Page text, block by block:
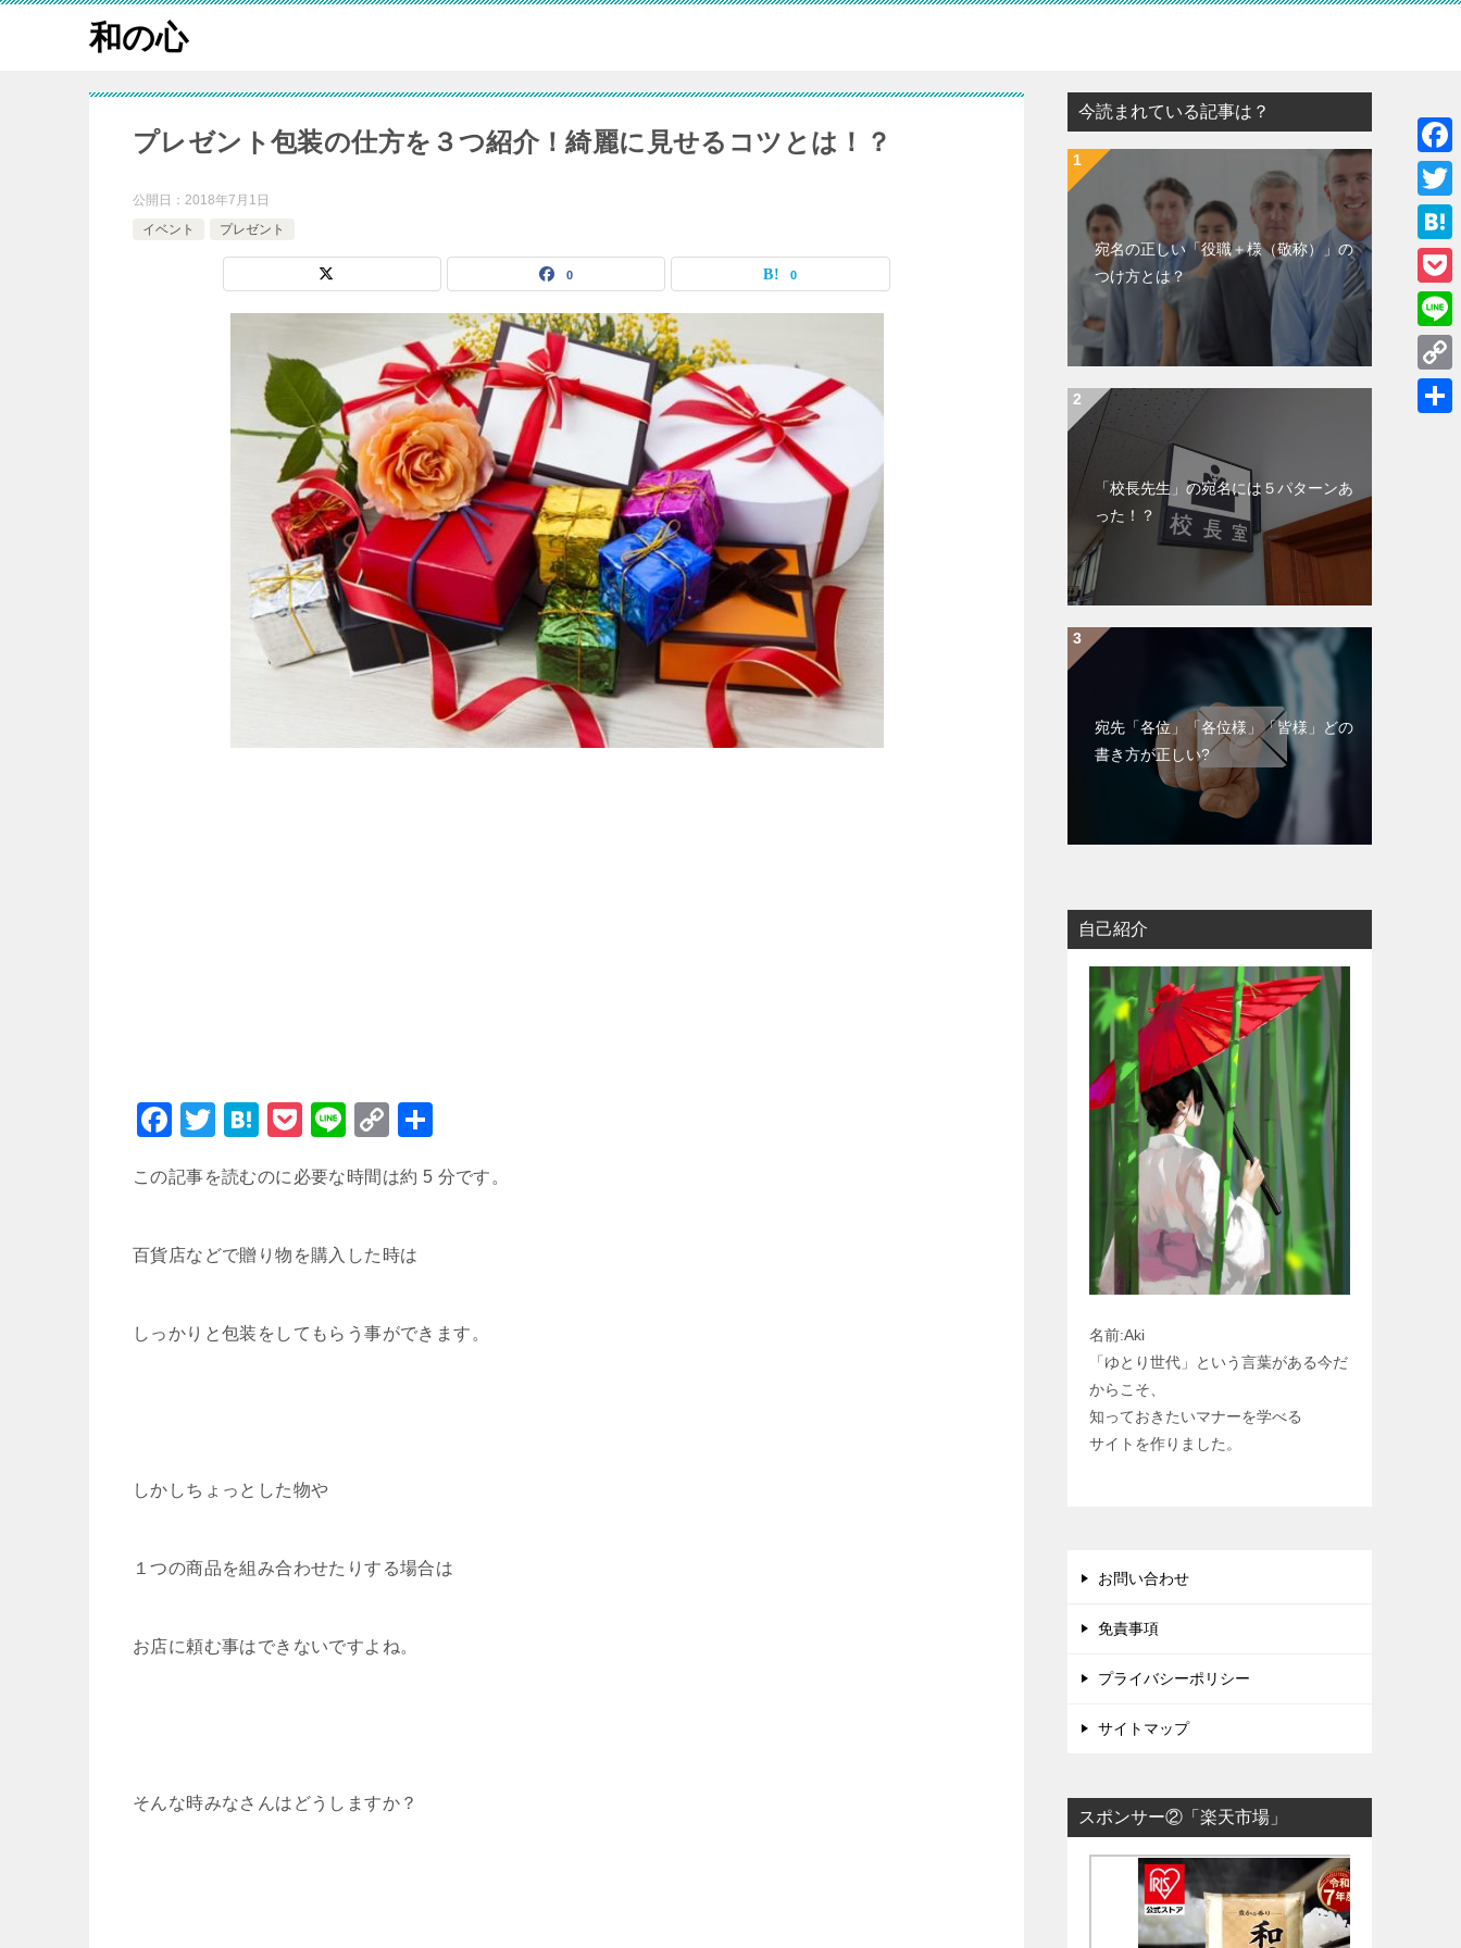
和の心
プレゼント包装の仕方を３つ紹介！綺麗に見せるコツとは！？
公開日： 2018年7月1日
イベント
プレゼント
0 0
F
c
b
o
T
tt
H
e
a
P
c
et
Li
e
C
p
Li
k
この記事を読むのに必要な時間は約 5 分です。
百貨店などで贈り物を購入した時は
しっかりと包装をしてもらう事ができます。
しかしちょっとした物や
１つの商品を組み合わせたりする場合は
お店に頼む事はできないですよね。
そんな時みなさんはどうしますか？
今読まれている記事は？
宛名の正しい「役職＋様（敬称）」の
つけ方とは？
「校長先生」の宛名には５パターンあ
った！？
宛先「各位」「各位様」「皆様」どの
書き方が正しい?
自己紹介
名前:Aki
「ゆとり世代」という言葉がある今だ
からこそ、
知っておきたいマナーを学べる
サイトを作りました。
お問い合わせ
免責事項
プライバシーポリシー
サイトマップ
スポンサー②「楽天市場」
F
a
c
e
b
o
o
k
T
w
i
e
H
a
t
e
n
P
o
c
k
L
i
n
C